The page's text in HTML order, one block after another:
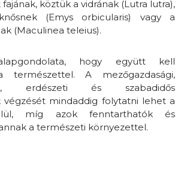
köztük a vidrának (Lutra lutra),
(Emys orbicularis) vagy a
(Maculinea teleius).
hogy együtt kell
természettel. A mezőgazdasági,
erdészeti és szabadidős
végzését mindaddig folytatni lehet a
míg azok fenntarthatók és
a természeti környezettel.